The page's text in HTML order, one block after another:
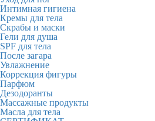
Интимная гигиена
Кремы для тела
Скрабы и маски
Гели для душа
SPF для тела
После загара
Увлажнение
Коррекция фигуры
Парфюм
Дезодоранты
Массажные продукты
Масла для тела